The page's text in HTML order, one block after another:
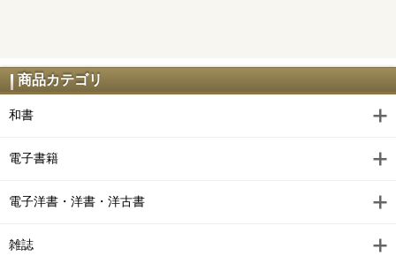
商品カテゴリ
和書
電子書籍
電子洋書・洋書・洋古書
雑誌